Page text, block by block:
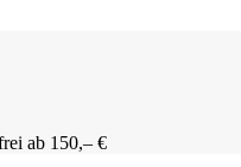
ab 150,– €